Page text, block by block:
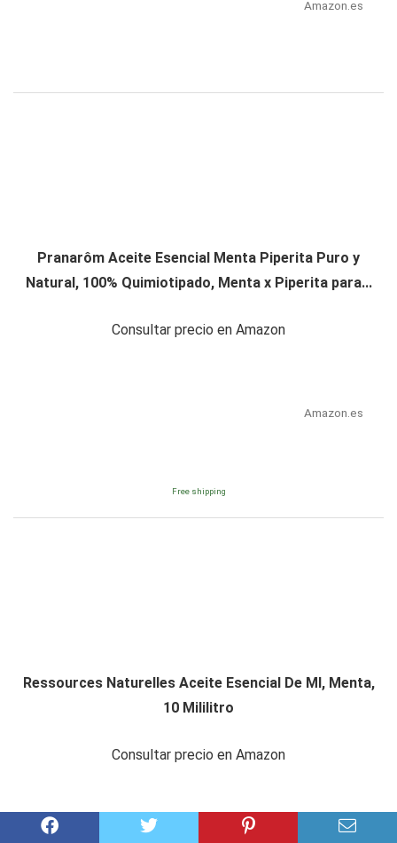
Amazon.es
Pranarôm Aceite Esencial Menta Piperita Puro y
Natural, 100% Quimiotipado, Menta x Piperita para...
Consultar precio en Amazon
Amazon.es
Free shipping
Ressources Naturelles Aceite Esencial De Ml, Menta,
10 Mililitro
Consultar precio en Amazon